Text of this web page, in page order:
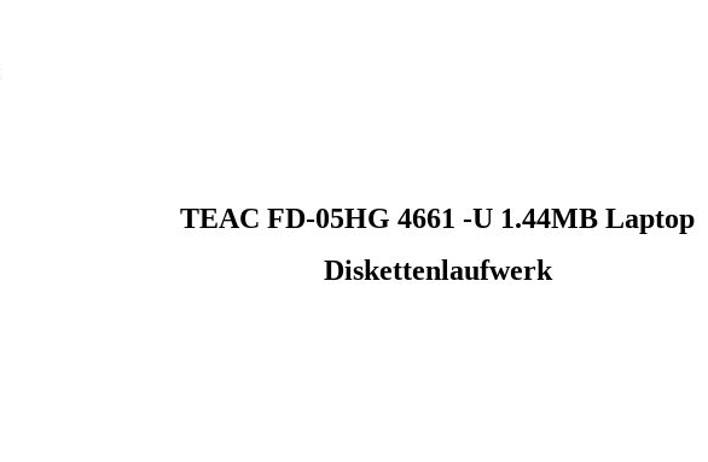
TEAC FD-05HG 4661 -U 1.44MB Laptop
Diskettenlaufwerk